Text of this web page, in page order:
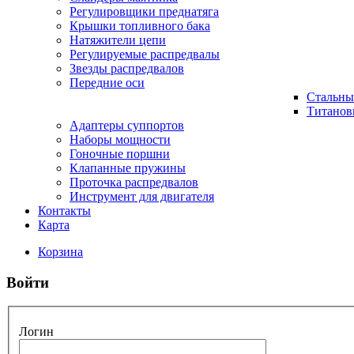
Регулировщики преднатяга
Крышки топливного бака
Натяжители цепи
Регулируемые распредвалы
Звезды распредвалов
Передние оси
Адаптеры суппортов
Наборы мощности
Гоночные поршни
Клапанные пружины
Проточка распредвалов
Инструмент для двигателя
Контакты
Карта
Корзина
Войти
Логин